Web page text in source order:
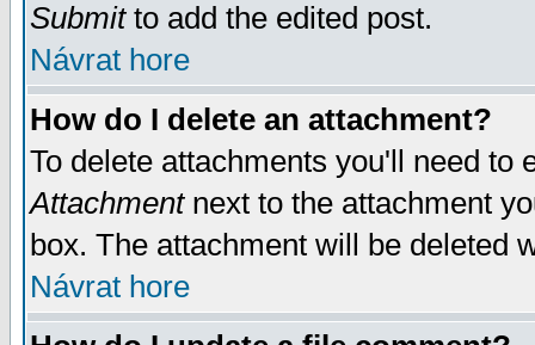
Submitto add the edited post.
Návrat hore
How do I delete an attachment?
To delete attachments you'll need
Attachmentnext to the attachment
box. The attachment will be deleted
Návrat hore